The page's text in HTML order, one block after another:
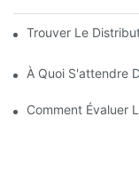
Trouver Le
À Quoi S'attendre
Comment Évaluer